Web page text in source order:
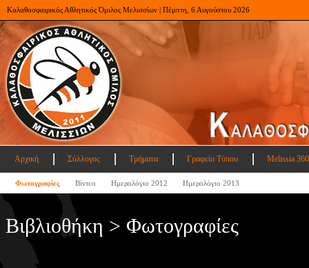
Καλαθοσφαιρικός Αθλητικός Όμιλος Μελισσίων | Πέμπτη, 6 Αυγούστου 2026
Αρχική Σύλλογος Τμήματα Γραφείο Τύπου Melissia
Φωτογραφίες Βίντεο Ημερολόγιο 2012 Ημερολόγιο 2013
Βιβλιοθήκη > Φωτογραφίες